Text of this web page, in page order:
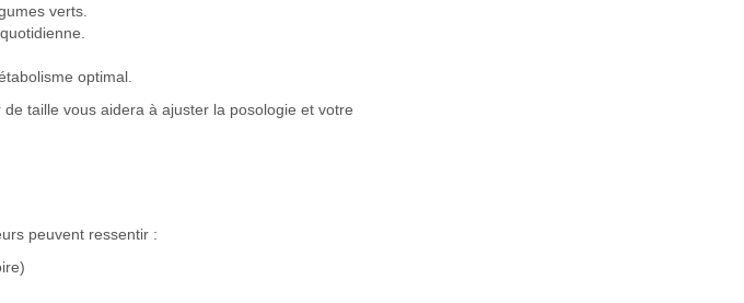
verts.
optimal.
taille vous aidera à ajuster la posologie et votre
peuvent ressentir :